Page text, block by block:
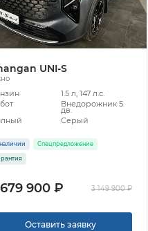
UNI-S
1.5 л, 147 л.с.
Внедорожник 5
дв.
Серый
Спецпредложение
900 ₽ 3 149 900 ₽
Оставить заявку